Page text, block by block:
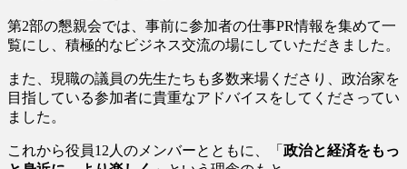
第2部の懇親会では、事前に参加者の仕事PR情報を集めて一
覧にし、積極的なビジネス交流の場にしていただきました。
また、現職の議員の先生たちも多数来場くださり、政治家を
目指している参加者に貴重なアドバイスをしてくださってい
ました。
これから役員12人のメンバーとともに、「 政治と経済をもっ